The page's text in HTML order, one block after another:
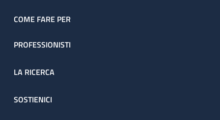
COME FARE PER
PROFESSIONISTI
LA RICERCA
SOSTIENICI